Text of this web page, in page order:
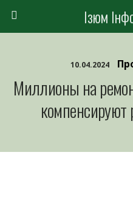
Ізюм
10.04.2024
Миллионы на